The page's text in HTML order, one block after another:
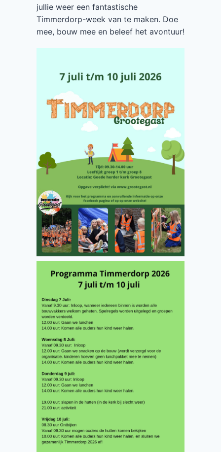
jullie weer een fantastische
Timmerdorp-week van te maken. Doe
mee, bouw mee en beleef het avontuur!